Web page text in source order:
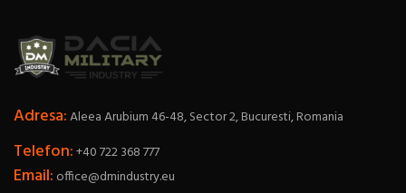
Adresa:Aleea Arubium 46-48, Sector 2, Bucuresti, Romania
Telefon:+40 722 368 777
Email: office@dmindustry.eu